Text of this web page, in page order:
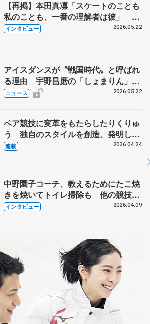
【再掲】本田真凜「スケートのことも
私のことも、一番の理解者は彼」 引
退時の単独インタビューで語った競技
インタビュー 2026.05.22
アイスダンスが〝戦国時代〟と呼ばれ
る理由 宇野昌磨の「しょまりん」ら
実力者が相次いで参戦 国内の競争激
ニュース 2026.05.22
ペア競技に変革をもたらしたりくりゅ
う 独自のスタイルを創造、発明した
【引退発表後②】
連載 2026.04.24
中野園子コーチ、教えるためにたこ焼
きを焼いてトイレ掃除も 他の競技に
も通用するという坂本花織の筋肉
インタビュー 2026.04.09